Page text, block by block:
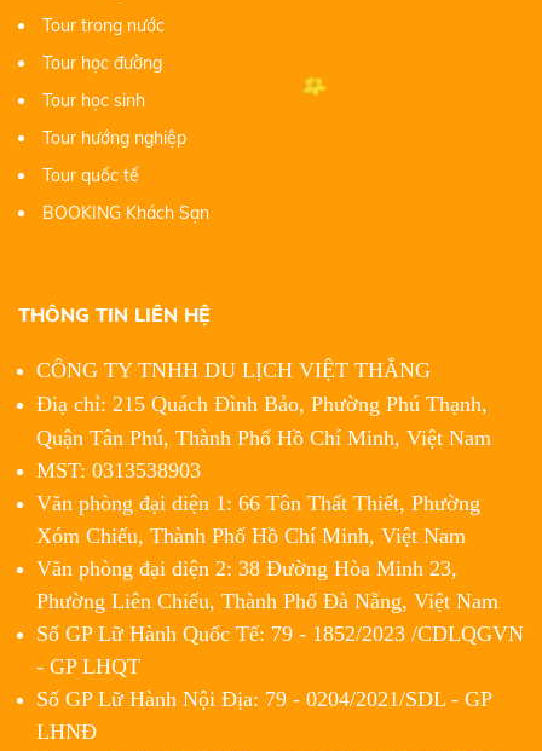
Tour trong nước
Tour học đường
Tour học sinh
Tour hướng nghiệp
Tour quốc tế
BOOKING Khách Sạn
THÔNG TIN LIÊN HỆ
CÔNG TY TNHH DU LỊCH VIỆT THẮNG
Điạ chỉ: 215 Quách Đình Bảo, Phường Phú Thạnh,
Quận Tân Phú, Thành Phố Hồ Chí Minh, Việt Nam
MST: 0313538903
Văn phòng đại diện 1: 66 Tôn Thất Thiết, Phường
Xóm Chiếu, Thành Phố Hồ Chí Minh, Việt Nam
Văn phòng đại diện 2: 38 Đường Hòa Minh 23,
Phường Liên Chiểu, Thành Phố Đà Nẵng, Việt Nam
Số GP Lữ Hành Quốc Tế: 79 - 1852/2023 /CDLQGVN
- GP LHQT
Số GP Lữ Hành Nội Địa: 79 - 0204/2021/SDL - GP
LHNĐ